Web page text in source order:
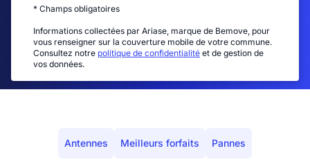
* Champs obligatoires
Informations collectées par Ariase, marque de Bemove, pour
vous renseigner sur la couverture mobile de votre commune.
Consultez notre politique de confidentialité et de gestion de
vos données.
Antennes Meilleurs forfaits Pannes